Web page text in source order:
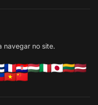
navegar no site.